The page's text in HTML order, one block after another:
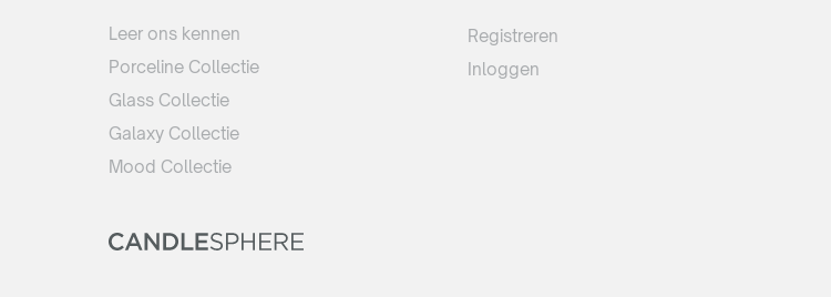
Leer ons kennen
Porceline Collectie
Glass Collectie
Galaxy Collectie
Mood Collectie
Registreren
Inloggen